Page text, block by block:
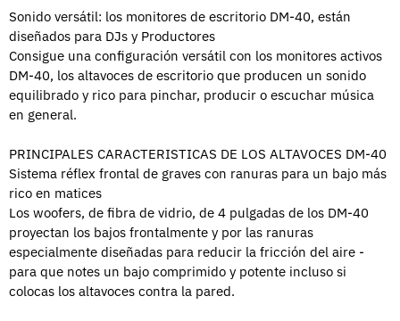
Sonido versátil: los monitores de escritorio DM-40, están
diseñados para DJs y Productores
Consigue una configuración versátil con los monitores activos
DM-40, los altavoces de escritorio que producen un sonido
equilibrado y rico para pinchar, producir o escuchar música
en general.
PRINCIPALES CARACTERISTICAS DE LOS ALTAVOCES DM-40
Sistema réflex frontal de graves con ranuras para un bajo más
rico en matices
Los woofers, de fibra de vidrio, de 4 pulgadas de los DM-40
proyectan los bajos frontalmente y por las ranuras
especialmente diseñadas para reducir la fricción del aire -
para que notes un bajo comprimido y potente incluso si
colocas los altavoces contra la pared.